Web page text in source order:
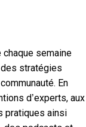
chaque semaine
stratégies
En
d’experts, aux
pratiques ainsi